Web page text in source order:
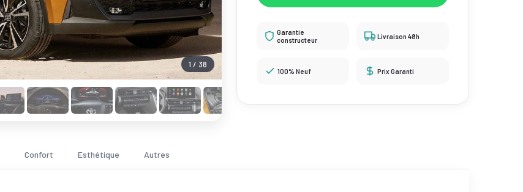
1 / 38
Garantie
constructeur
Livraison 48h
100% Neuf Prix Garanti
Confort Esthétique Autres